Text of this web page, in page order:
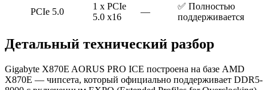
PCIe 5.0
1 x PCIe
5.0 x16
—
✅ Полностью
поддерживается
Детальный технический разбор
Gigabyte X870E AORUS PRO ICE построена на базе AMD
X870E — чипсета, который официально поддерживает DDR5-